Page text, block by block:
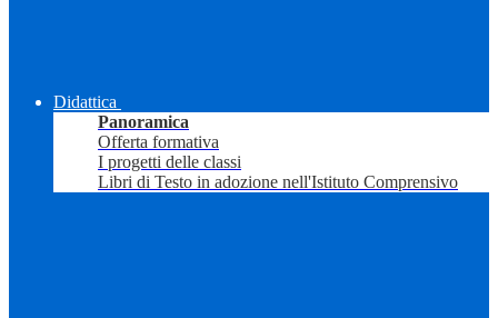
Didattica
Panoramica
Offerta formativa
I progetti delle classi
Libri di Testo in adozione nell'Istituto Comprensivo